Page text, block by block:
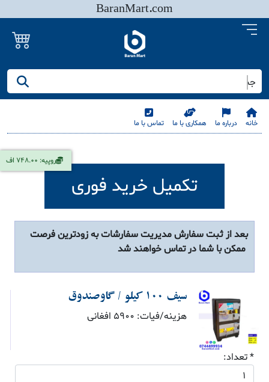
BaranMart.com
جستجو کنید/ همه چیز در باران مارت
خانه درباره ما همکاری با ما تماس با ما
روپیه: 748.00 اف
تکمیل خرید فوری
بعد از ثبت سفارش مدیریت سفارشات به زودترین فرصت
ممکن با شما در تماس خواهند شد
سیف 100 کیلو / گاوصندوق
هزینه/فیات: 5900 افغانی
* تعداد: